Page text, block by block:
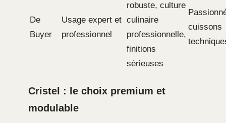
De
Buyer
Usage expert et
professionnel
robuste, culture
culinaire
professionnelle,
finitions
sérieuses
cuissons
Cristel : le choix premium et
modulable